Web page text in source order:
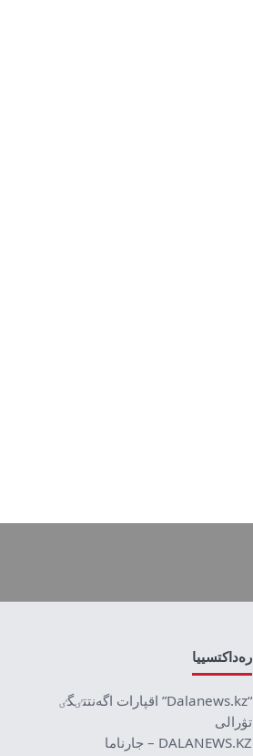
رەداكتسييا
“Dalanews.kz” اقپارات اگەنتتٸگٸ
تۋرالى
DALANEWS.KZ – جارناما